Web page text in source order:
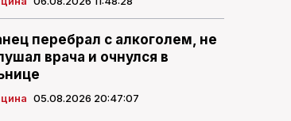
перебрал с алкоголем, не
врача и очнулся в
05.08.2026 20:47:07